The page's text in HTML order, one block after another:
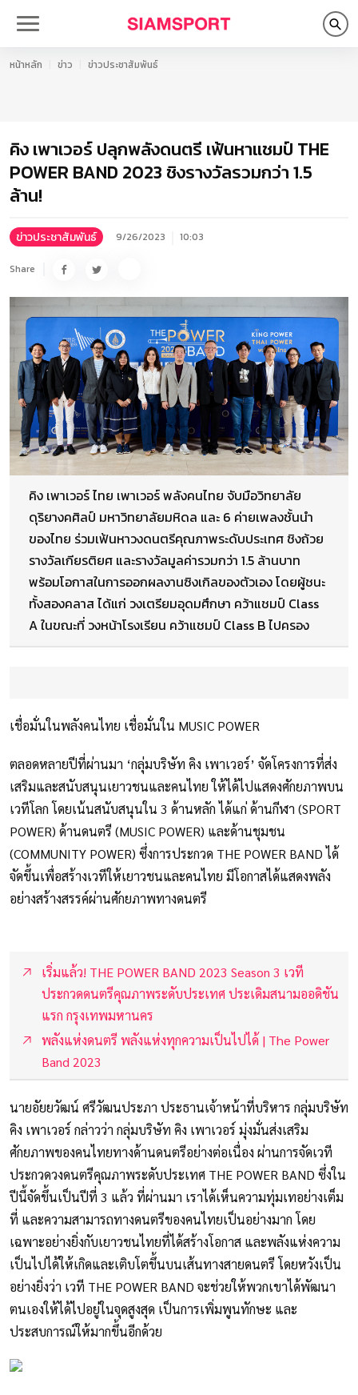
หน้าหลัก ข่าว ข่าวประชาสัมพันธ์
คิง เพาเวอร์ ปลุกพลังดนตรี เฟ้นหาแชมป์ THE
POWER BAND 2023 ชิงรางวัลรวมกว่า 1.5
ล้าน!
ข่าวประชาสัมพันธ์ 9/26/2023 10:03
Share
คิง เพาเวอร์ ไทย เพาเวอร์ พลังคนไทย จับมือวิทยาลัย
ดุริยางคศิลป์ มหาวิทยาลัยมหิดล และ 6 ค่ายเพลงชั้นนำ
ของไทย ร่วมเฟ้นหาวงดนตรีคุณภาพระดับประเทศ ชิงถ้วย
รางวัลเกียรติยศ และรางวัลมูลค่ารวมกว่า 1.5 ล้านบาท
พร้อมโอกาสในการออกผลงานซิงเกิลของตัวเอง โดยผู้ชนะ
ทั้งสองคลาส ได้แก่ วงเตรียมอุดมศึกษา คว้าแชมป์ Class
A ในขณะที่ วงหน้าโรงเรียน คว้าแชมป์ Class B ไปครอง
เชื่อมั่นในพลังคนไทย เชื่อมั่นใน MUSIC POWER
ตลอดหลายปีที่ผ่านมา ‘กลุ่มบริษัท คิง เพาเวอร์’ จัดโครงการที่ส่ง
เสริมและสนับสนุนเยาวชนและคนไทย ให้ได้ไปแสดงศักยภาพบน
เวทีโลก โดยเน้นสนับสนุนใน 3 ด้านหลัก ได้แก่ ด้านกีฬา (SPORT
POWER) ด้านดนตรี (MUSIC POWER) และด้านชุมชน
(COMMUNITY POWER) ซึ่งการประกวด THE POWER BAND ได้
จัดขึ้นเพื่อสร้างเวทีให้เยาวชนและคนไทย มีโอกาสได้แสดงพลัง
อย่างสร้างสรรค์ผ่านศักยภาพทางดนตรี
เริ่มแล้ว! THE POWER BAND 2023 Season 3 เวที
ประกวดดนตรีคุณภาพระดับประเทศ ประเดิมสนามออดิชัน
แรก กรุงเทพมหานคร
พลังแห่งดนตรี พลังแห่งทุกความเป็นไปได้ | The Power
Band 2023
นายอัยยวัฒน์ ศรีวัฒนประภา ประธานเจ้าหน้าที่บริหาร กลุ่มบริษัท
คิง เพาเวอร์ กล่าวว่า กลุ่มบริษัท คิง เพาเวอร์ มุ่งมั่นส่งเสริม
ศักยภาพของคนไทยทางด้านดนตรีอย่างต่อเนื่อง ผ่านการจัดเวที
ประกวดวงดนตรีคุณภาพระดับประเทศ THE POWER BAND ซึ่งใน
ปีนี้จัดขึ้นเป็นปีที่ 3 แล้ว ที่ผ่านมา เราได้เห็นความทุ่มเทอย่างเต็ม
ที่ และความสามารถทางดนตรีของคนไทยเป็นอย่างมาก โดย
เฉพาะอย่างยิ่งกับเยาวชนไทยที่ได้สร้างโอกาส และพลังแห่งความ
เป็นไปได้ให้เกิดและเติบโตขึ้นบนเส้นทางสายดนตรี โดยหวังเป็น
อย่างยิ่งว่า เวที THE POWER BAND จะช่วยให้พวกเขาได้พัฒนา
ตนเองให้ได้ไปอยู่ในจุดสูงสุด เป็นการเพิ่มพูนทักษะ และ
ประสบการณ์ให้มากขึ้นอีกด้วย